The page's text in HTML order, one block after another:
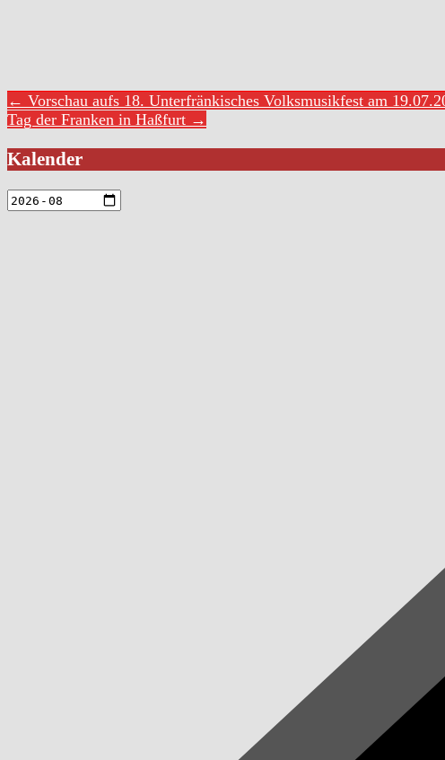
← Vorschau aufs 18. Unterfränkisches Volksmusikfest am
Tag der Franken in Haßfurt →
Kalender